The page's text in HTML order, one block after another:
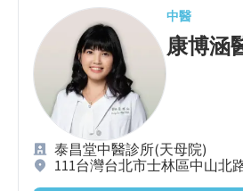
中醫
康博涵
泰昌堂中醫診所(天母院)
111台灣台北市士林區中山北